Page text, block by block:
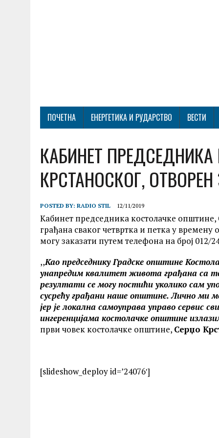
ПОЧЕТНА ЕНЕРГЕТИКА И РУДАРСТВО ВЕСТИ
КАБИНЕТ
КРСТАНОСКОГ,
POSTED BY: RADIO STIL 12/11/2019
Кабинет председника костолачке општине,
грађана сваког четвртка и петка у
могу заказати путем телефона на број
,,Као председнику Градске општине
унапредим квалитет живота грађана са
резултати се могу постићи уколико сам
сусрећу грађани наше општине. Лично ми
јер је локална самоуправа управо сервис
ингеренцијама костолачке општине
први човек костолачке општине, Серџо
[slideshow_deploy id=’24076′]